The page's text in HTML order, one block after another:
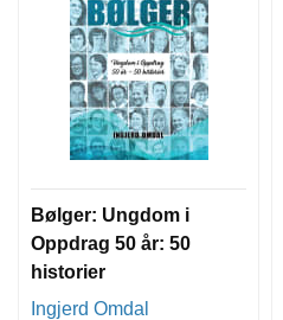
Bølger: Ungdom i
Oppdrag 50 år: 50
historier
Ingjerd Omdal